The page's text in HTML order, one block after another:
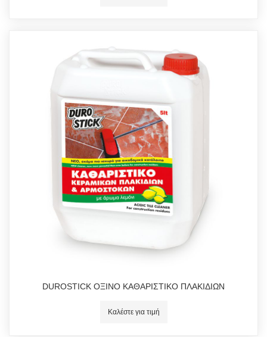
DUROSTICK ΟΞΙΝΟ ΚΑΘΑΡΙΣΤΙΚΟ ΠΛΑΚΙΔΙΩΝ
Καλέστε για τιμή